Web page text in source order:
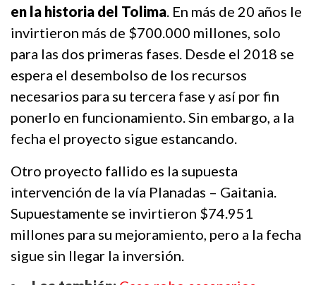
en la historia del Tolima. En más de 20 años le
invirtieron más de $700.000 millones, solo
para las dos primeras fases. Desde el 2018 se
espera el desembolso de los recursos
necesarios para su tercera fase y así por fin
ponerlo en funcionamiento. Sin embargo, a la
fecha el proyecto sigue estancando.
Otro proyecto fallido es la supuesta
intervención de la vía Planadas – Gaitania.
Supuestamente se invirtieron $74.951
millones para su mejoramiento, pero a la fecha
sigue sin llegar la inversión.